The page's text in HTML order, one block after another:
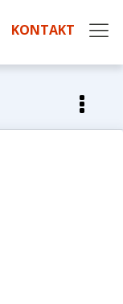
KONTAKT